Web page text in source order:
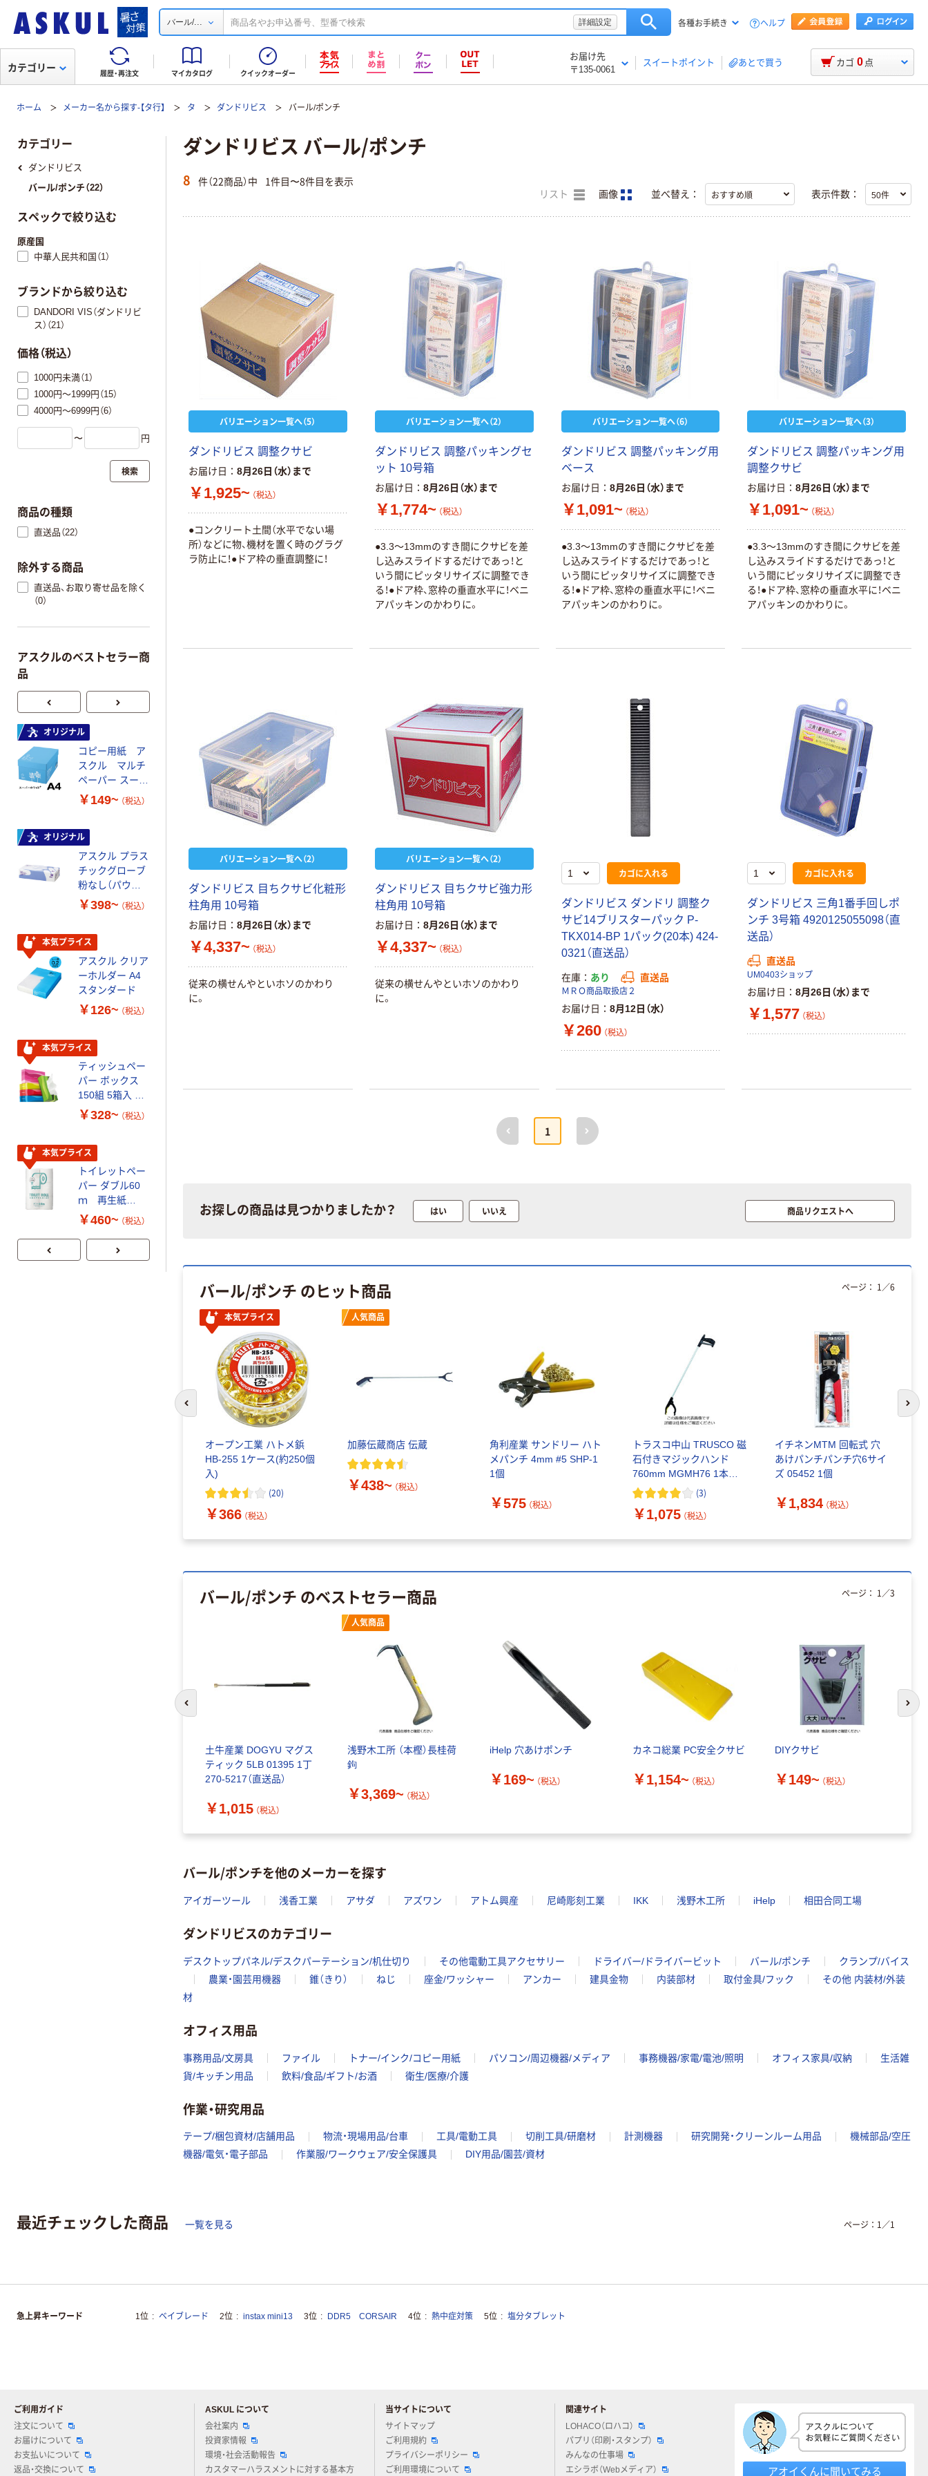
バール/... 詳細設定 各種お手続き ヘルプ
履歴・再注文 マイカタログ クイックオーダー
お届け先
〒135-0061
スイートポイント あとで買う
カテゴリー カゴ 0 点
ホーム メーカー名から探す-【タ行】 タ ダンドリビス バール/ポンチ
ダンドリビス バール/ポンチ
8 件（22商品）中 1件目〜8件目を表示
リスト 画像 並べ替え： 表示件数：
バリエーション一覧へ（5）
ダンドリビス 調整クサビ
お届け日 8月26日（水）まで
￥1,925~ （税込）
●コンクリート土間（水平でない場
所）などに物、機材を置く時のグラグ
ラ防止に！●ドア枠の垂直調整に！
バリエーション一覧へ（2）
ダンドリビス 調整パッキングセ
ット 10号箱
お届け日 8月26日（水）まで
￥1,774~ （税込）
●3.3～13mmのすき間にクサビを差
し込みスライドするだけであっ！と
いう間にピッタリサイズに調整でき
る！●ドア枠、窓枠の垂直水平に！ベニ
アパッキンのかわりに。
バリエーション一覧へ（6）
ダンドリビス 調整パッキング用
ベース
お届け日 8月26日（水）まで
￥1,091~ （税込）
●3.3～13mmのすき間にクサビを差
し込みスライドするだけであっ！と
いう間にピッタリサイズに調整でき
る！●ドア枠、窓枠の垂直水平に！ベニ
アパッキンのかわりに。
バリエーション一覧へ（3）
ダンドリビス 調整パッキング用
調整クサビ
お届け日 8月26日（水）まで
￥1,091~ （税込）
●3.3～13mmのすき間にクサビを差
し込みスライドするだけであっ！と
いう間にピッタリサイズに調整でき
る！●ドア枠、窓枠の垂直水平に！ベニ
アパッキンのかわりに。
バリエーション一覧へ（2）
ダンドリビス 目ちクサビ化粧形
柱角用 10号箱
お届け日 8月26日（水）まで
￥4,337~ （税込）
従来の横せんやといホソのかわり
に。
バリエーション一覧へ（2）
ダンドリビス 目ちクサビ強力形
柱角用 10号箱
お届け日 8月26日（水）まで
￥4,337~ （税込）
従来の横せんやといホソのかわり
に。
カゴに入れる
ダンドリビス ダンドリ 調整ク
サビ14ブリスターパック P-
TKX014-BP 1パック(20本) 424-
0321（直送品）
在庫 あり 直送品
ＭＲＯ商品取扱店２
お届け日 8月12日（水）
￥260 （税込）
カゴに入れる
ダンドリビス 三角1番手回しポ
ンチ 3号箱 4920125055098（直
送品）
直送品
UM0403ショップ
お届け日 8月26日（水）まで
￥1,577 （税込）
前へ
1
次へ
お探しの商品は見つかりましたか？ はい いいえ 商品リクエストへ
バール/ポンチ のヒット商品
本気プライス
オープン工業 ハトメ鋲
HB-255 1ケース(約250個
入)
(20)
￥366 （税込）
人気商品
加藤伝蔵商店 伝蔵
￥438~ （税込）
角利産業 サンドリー ハト
メパンチ 4mm #5 SHP-1
1個
￥575 （税込）
トラスコ中山 TRUSCO 磁
石付きマジックハンド
760mm MGMH76 1本
207-5975
(3)
￥1,075 （税込）
イチネンMTM 回転式 穴
あけパンチパンチ穴6サイ
ズ 05452 1個
￥1,834 （税込）
ページ： 1／6
前のスライドへ 次
バール/ポンチ のベストセラー商品
土牛産業 DOGYU マグス
ティック 5LB 01395 1丁
270-5217（直送品）
￥1,015 （税込）
人気商品
浅野木工所 （本樫）長桂荷
鉤
￥3,369~ （税込）
iHelp 穴あけポンチ
￥169~ （税込）
カネコ総業 PC安全クサビ
￥1,154~ （税込）
DIYクサビ
￥149~ （税込）
ページ： 1 ／3
次
バール/ポンチを他のメーカーを探す
アイガーツール 浅香工業 アサダ アズワン アトム興産 尼崎彫刻工業 IKK 浅野木工所 iHelp 相田合同工場
ダンドリビスのカテゴリー
デスクトップパネル/デスクパーテーション/机仕切り その他電動工具アクセサリー ドライバー/ドライバービット バール/ポンチ
クランプ/バイス
農業・園芸用機器
錐（きり） ねじ 座金/ワッシャー アンカー 建具金物 内装部材 取付金具/フック
その他 内装材/外装
材
オフィス用品
事務用品/文房具 ファイル トナー/インク/コピー用紙 パソコン/周辺機器/メディア 事務機器/家電/電池/照明 オフィス家具/収納
生活雑
貨/キッチン用品
飲料/食品/ギフト/お酒 衛生/医療/介護
作業・研究用品
テープ/梱包資材/店舗用品 物流・現場用品/台車 工具/電動工具 切削工具/研磨材 計測機器 研究開発・クリーンルーム用品
機械部品/空圧
機器/電気・電子部品
作業服/ワークウェア/安全保護具 DIY用品/園芸/資材
カテゴリー
ダンドリビス
バール/ポンチ（22）
スペックで絞り込む
原産国
中華人民共和国（1）
ブランドから絞り込む
DANDORI VIS（ダンドリビ
ス）（21）
価格（税込）
1000円未満（1）
1000円～1999円（15）
4000円～6999円（6）
〜 円
検索
商品の種類
直送品（22）
除外する商品
直送品、お取り寄せ品を除く
（0）
アスクルのベストセラー商
品
オリジナル
コピー用紙 ア
スクル マルチ
ペーパー スーパ
ーホワイト+
￥149~ （税込）
オリジナル
アスクル プラス
チックグローブ
粉なし（パウダ
ーフリー）
￥398~ （税込）
本気プライス
アスクル クリア
ーホルダー A4
スタンダード
￥126~ （税込）
本気プライス
ティッシュペー
パー ボックス
150組 5箱入 ア
スクル スマート
証
￥328~ （税込）
本気プライス
トイレットペー
パー ダブル60
ｍ 再生紙
100% 6ロール
芯あり FSC認
証
￥460~ （税込）
本気プライス
ペーパータオル
中判 再生紙
100％ 200枚
FSC認証 シング
ル 大王製紙共同
企画 オリジナル
￥149~ （税込）
コピー用紙 マ
ルチペーパー
スーパーエコノ
ミー+
￥149~
本気プライス
いマスク
キャップシール
￥1,037~
本気プライス
トイレットペー
パー シングル
120ｍ 再生紙
100% 6ロール
リサイクル100
芯あり FSC認
￥470~ （税込）
サントリー 天然
水 ミネラルウォ
ーター ペットボ
トル
￥686~ （税込）
本気プライス
ップ
指定医薬部外品
￥140~ （税込）
オリジナル
ファーストレイ
ト ニトリルグ
ローブ ブル
ー 粉なし（パ
￥698~ （税込）
ペーパータオル
小判・シングル
再生紙 200枚
FSC認証紙 アス
￥143~ （税込）
PEFC認証
￥428~ （税込）
オリジナル オリジナル
コピー用紙 ア
スクル マルチ
ペーパー スーパ
ーホワイト+
￥149~
オリジナル
チックグローブ
粉なし（パウダ
ーフリー）
￥398~ （税込）
スタンダード
￥126~
ｍ 再生紙
100% 6ロール
￥460~ （税込）
最近チェックした商品 一覧を見る ページ： 1／1
急上昇キーワード 1位 ベイブレード 2位 instax mini13 3位 DDR5 CORSAIR 4位 熱中症対策 5位 塩分タブレット
ご利用ガイド
注文について
お届けについて
お支払いについて
返品・交換について
ASKUL について
会社案内
投資家情報
環境・社会活動報告
カスタマーハラスメントに対する基本方
当サイトについて
サイトマップ
ご利用規約
プライバシーポリシー
ご利用環境について
関連サイト
LOHACO（ロハコ）
パプリ（印刷・スタンプ）
みんなの仕事場
エシラボ（Webメディア）
アオイくんに聞いてみる